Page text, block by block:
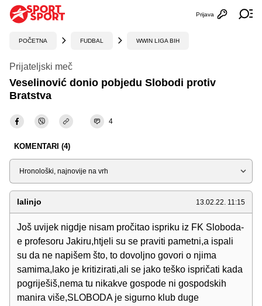
Otvori
Prijava
POČETNA FUDBAL WWIN LIGA BIH
Prijateljski meč
Veselinović donio pobjedu Slobodi protiv
Bratstva
4
KOMENTARI (4)
Sortiraj
lalinjo 13.02.22. 11:15
Još uvijek nigdje nisam pročitao ispriku iz FK Sloboda-
e profesoru Jakiru,htjeli su se praviti pametni,a ispali
su da ne napišem što, to dovoljno govori o njima
samima,lako je kritizirati,ali se jako teško ispričati kada
pogriješiš,nema tu nikakve gospode ni gospodskih
manira više,SLOBODA je sigurno klub duge